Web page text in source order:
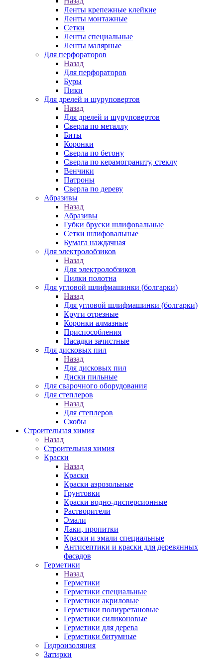
Ленты крепежные клейкие
Ленты монтажные
Сетки
Ленты специальные
Ленты малярные
Для перфораторов
Назад
Для перфораторов
Буры
Пики
Для дрелей и шуруповертов
Назад
Для дрелей и шуруповертов
Сверла по металлу
Биты
Коронки
Сверла по бетону
Сверла по керамограниту, стеклу
Венчики
Патроны
Сверла по дереву
Абразивы
Назад
Абразивы
Губки бруски шлифовальные
Сетки шлифовальные
Бумага наждачная
Для электролобзиков
Назад
Для электролобзиков
Пилки полотна
Для угловой шлифмашинки (болгарки)
Назад
Для угловой шлифмашинки (болгарки)
Круги отрезные
Коронки алмазные
Приспособления
Насадки зачистные
Для дисковых пил
Назад
Для дисковых пил
Диски пильные
Для сварочного оборудования
Для степлеров
Назад
Для степлеров
Скобы
Строительная химия
Назад
Строительная химия
Краски
Назад
Краски
Краски аэрозольные
Грунтовки
Краски водно-дисперсионные
Растворители
Эмали
Лаки, пропитки
Краски и эмали специальные
Антисептики и краски для деревянных
фасадов
Герметики
Назад
Герметики
Герметики специальные
Герметики акриловые
Герметики полиуретановые
Герметики силиконовые
Герметики для дерева
Герметики битумные
Гидроизоляция
Затирки